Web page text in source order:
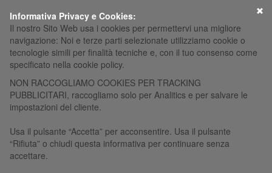
Informativa Privacy e Cookies:
Il nostro Sito Web usa i cookies per permettervi una migliore
navigazione: Noi e terze parti selezionate utilizziamo cookie o
tecnologie simili per finalità tecniche e, con il tuo consenso come
specificato nella cookie policy.
NON RACCOGLIAMO COOKIES PER TRACKING
PUBBLICITARI, raccogliamo solo per Analitics e per salvare le
impostazioni del cliente.
Usa il pulsante “Accetta” per acconsentire. Usa il pulsante
“Rifiuta” o chiudi questa informativa per continuare senza
accettare.
×